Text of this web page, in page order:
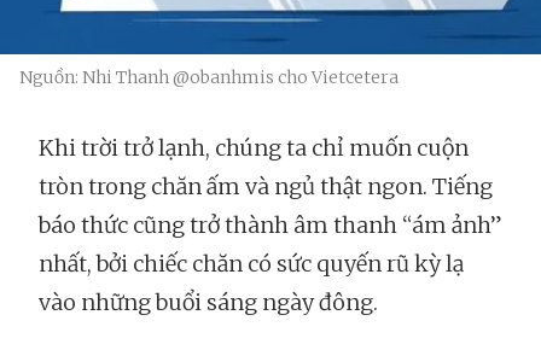
Nguồn: Nhi Thanh @obanhmis cho Vietcetera
Khi trời trở lạnh, chúng ta chỉ muốn cuộn
tròn trong chăn ấm và ngủ thật ngon. Tiếng
báo thức cũng trở thành âm thanh “ám ảnh”
nhất, bởi chiếc chăn có sức quyến rũ kỳ lạ
vào những buổi sáng ngày đông.